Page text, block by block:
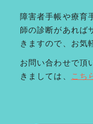
障害者手帳や療育
師の診断があれば
きますので、お気
お問い合わせで頂
きましては、
こち